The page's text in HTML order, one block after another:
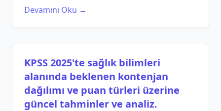
Devamını Oku →
KPSS 2025'te sağlık bilimleri
alanında beklenen kontenjan
dağılımı ve puan türleri üzerine
güncel tahminler ve analiz.